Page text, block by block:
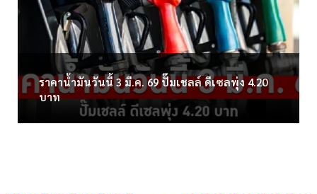
ราคาน้ำมันวันนี้ 3 มี.ค. 69 ปั๊มเชลล์ ดีเซลพุ่ง 4.20
บาท